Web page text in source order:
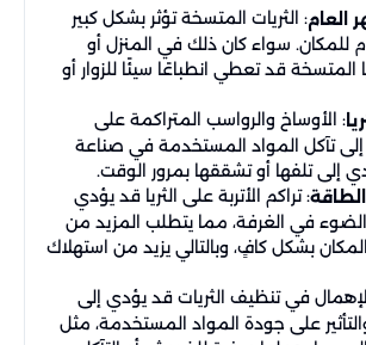
العام: الثريات المتسخة تؤثر بشكل كبير
للمكان. سواء كان ذلك في المنزل أو
المتسخة قد تعطي انطباعًا سيئًا للزوار أو
: الأوساخ والرواسب المتراكمة على
إلى تآكل المواد المستخدمة في صناعة
إلى تلفها أو تشققها بمرور الوقت.
: تراكم الأتربة على الثريا قد يؤدي
في الغرفة، مما يتطلب المزيد من
بشكل كافٍ، وبالتالي يزيد من استهلاك
في تنظيف الثريات قد يؤدي إلى
على جودة المواد المستخدمة، مثل